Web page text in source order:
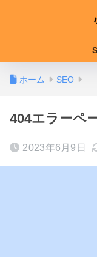
ホーム SEO
404エラーペ
2023年6月9日